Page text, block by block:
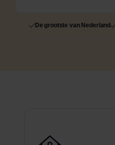
De grootste van Nederland